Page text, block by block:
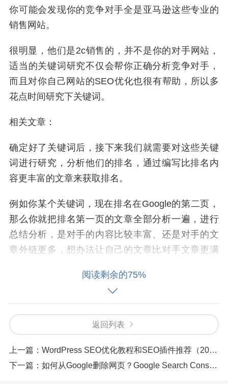
你可能会发现你的竞争对手全是亚马逊这些专业的
销售网站。
很明显，他们是2c销售的，并不是你的对手网站，
适当的关键词研究不仅会帮你正确分析竞争对手，
而且对你自己网站的SEO优化也很有帮助，所以多
花点时间研究下关键词。
相关文章：
确定好了关键词后，接下来我们就需要对这些关键
词进行研究，分析他们的排名，通过编写比排名内
容更丰富的文章来获取排名。
例如你某个关键词，现在排名在Google的第二页，
那么你就把排名第一页的文章全部分析一遍，进行
总结分析，是对手的内容比较丰富、还是对手的文
章外链更多，想办法让自己的文章比对手文章更满
做Google SEO优化推广，建站程序最合适的是Wor
dPress，如果你发现你对手网站是自己写的程序，
那么恭喜你，从底层代码结构上，你使用WordPres
s搭建的外贸网站已经超越了对手的网站了。
网站速度
阅读剩余的75%
返回列表
上一篇： WordPress SEO优化教程和SEO插件推荐（2024年更新）
下一篇： 如何从Google删除网页？Google Search Console删除链接教程